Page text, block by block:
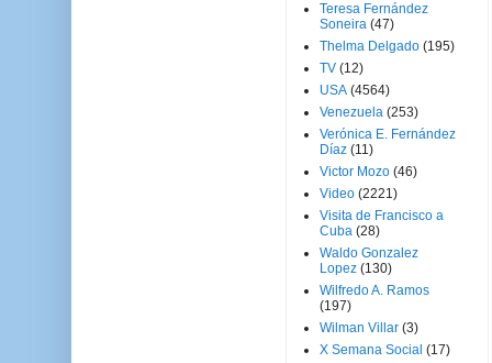
Teresa Fernández
Soneira (47)
Thelma Delgado (195)
TV (12)
USA (4564)
Venezuela (253)
Verónica E. Fernández
Díaz (11)
Victor Mozo (46)
Video (2221)
Visita de Francisco a
Cuba (28)
Waldo Gonzalez
Lopez (130)
Wilfredo A. Ramos
(197)
Wilman Villar (3)
X Semana Social (17)